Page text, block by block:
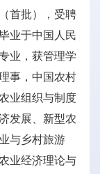
首批），受聘
业于中国人民
业，获管理学
事，中国农村
业组织与制度
发展、新型农
与乡村旅游
业经济理论与